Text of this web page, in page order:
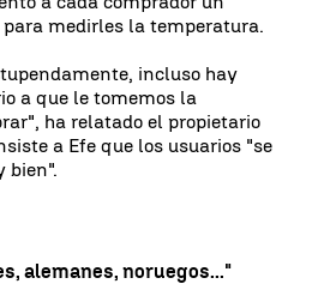
medirles la temperatura.
incluso hay
a que le tomemos la
ha relatado el propietario
a Efe que los usuarios "se
bien".
alemanes, noruegos..."